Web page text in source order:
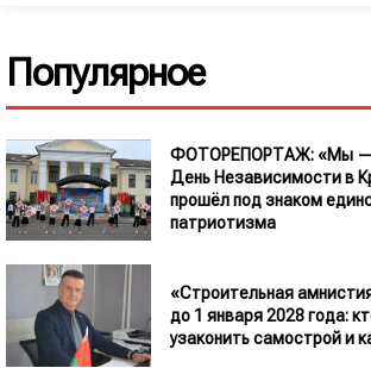
Популярное
ФОТОРЕПОРТАЖ: «Мы —
День Независимости в
прошёл под знаком
патриотизма
«Строительная
до 1 января 2028 года:
узаконить самострой и